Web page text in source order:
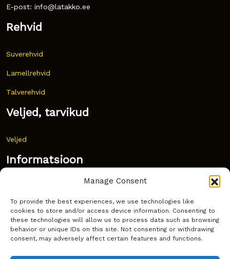
Manage Consent
To provide the best experiences, we use technologies like
cookies to store and/or access device information. Consenting to
these technologies will allow us to process data such as browsing
behavior or unique IDs on this site. Not consenting or withdrawing
consent, may adversely affect certain features and functions.
E-post: info@latakko.ee
Rehvid
Suverehvid
Lamellrehvid
Talverehvid
Veljed, tarvikud
Veljed
Informatsioon
Korduma kippuvad küsimused
Kust osta?
Küpsiste poliitika